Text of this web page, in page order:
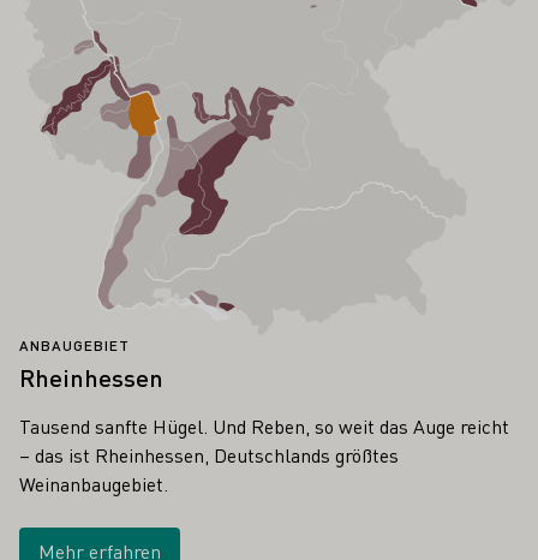
ANBAUGEBIET
Rheinhessen
Tausend sanfte Hügel. Und Reben, so weit das Auge reicht
– das ist Rheinhessen, Deutschlands größtes
Weinanbaugebiet.
Mehr erfahren